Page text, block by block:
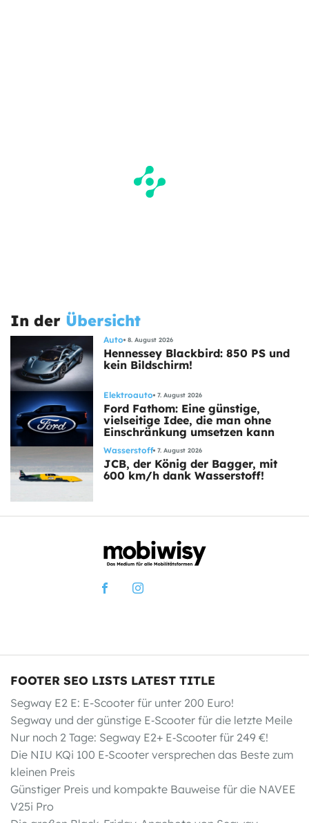
In der Übersicht
Auto 8. August 2026
Hennessey Blackbird: 850 PS und
kein Bildschirm!
Elektroauto 7. August 2026
Ford Fathom: Eine günstige,
vielseitige Idee, die man ohne
Einschränkung umsetzen kann
Wasserstoff 7. August 2026
JCB, der König der Bagger, mit
600 km/h dank Wasserstoff!
FOOTER SEO LISTS LATEST TITLE
Segway E2 E: E-Scooter für unter 200 Euro!
Segway und der günstige E‑Scooter für die letzte Meile
Nur noch 2 Tage: Segway E2+ E‑Scooter für 249 €!
Die NIU KQi 100 E‑Scooter versprechen das Beste zum
kleinen Preis
Günstiger Preis und kompakte Bauweise für die NAVEE
V25i Pro